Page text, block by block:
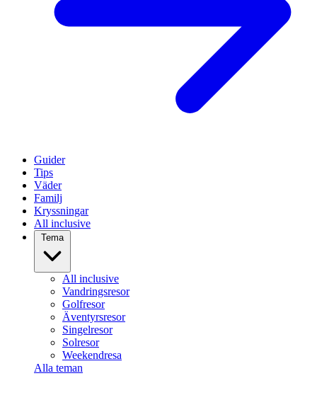
Guider
Tips
Väder
Familj
Kryssningar
All inclusive
Tema
All inclusive
Vandringsresor
Golfresor
Äventyrsresor
Singelresor
Solresor
Weekendresa
Alla teman